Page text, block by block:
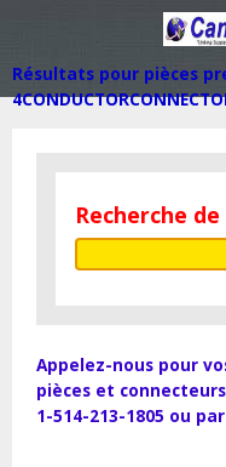
Résultats pour pièces
Recherche
Appelez-nous pour
pièces et
1-514-213-1805 ou par